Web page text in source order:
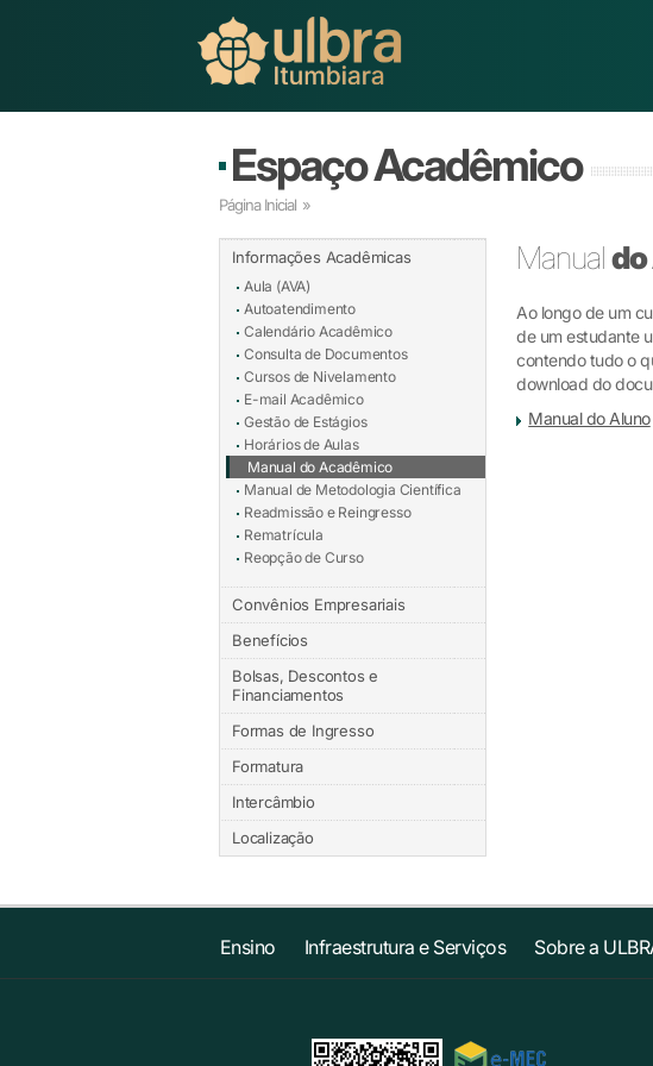
Espaço Acadêmico
Página Inicial »
Informações Acadêmicas
Aula (AVA)
Autoatendimento
Calendário Acadêmico
Consulta de Documentos
Cursos de Nivelamento
E-mail Acadêmico
Gestão de Estágios
Horários de Aulas
Manual do Acadêmico
Manual de Metodologia Científica
Readmissão e Reingresso
Rematrícula
Reopção de Curso
Convênios Empresariais
Benefícios
Bolsas, Descontos e
Financiamentos
Formas de Ingresso
Formatura
Intercâmbio
Localização
Manual
Ao longo de um
de um estudante
contendo tudo o
download do
Manual do Aluno
Ensino Infraestrutura e Serviços Sobre a